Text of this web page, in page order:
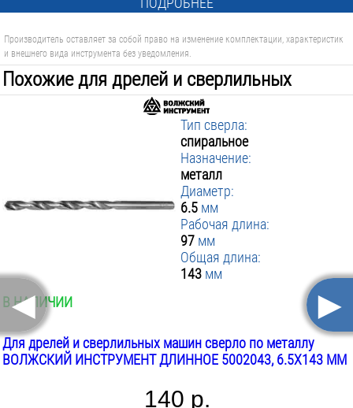
Производитель оставляет за собой право на изменение комплектации, характеристик
и внешнего вида инструмента без уведомления.
Похожие для дрелей и сверлильных
машин:
Тип сверла:
спиральное
Назначение:
металл
Диаметр:
6.5 мм
Рабочая длина:
97 мм
Общая длина:
143 мм
В НАЛИЧИИ
Для дрелей и сверлильных машин сверло по металлу
ВОЛЖСКИЙ ИНСТРУМЕНТ ДЛИННОЕ 5002043, 6.5Х143 ММ
140 р.
◄ ►